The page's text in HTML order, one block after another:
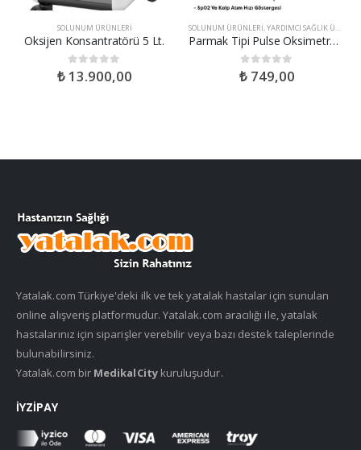
SOLUNUM ÜRÜNLERI
Oksijen Konsantratörü 5 Lt.
0 out of 5
₺13.900,00
SOLUNUM ÜRÜNLERI,YARDIMCI SAĞLIK ÜRÜNLERI
Parmak Tipi Pulse Oksimetre Bluetooth BM-1000C
0 out of 5
₺749,00
Yatalak.com Türkiye'deki ilk ve tek yatalak hastalar için sunulan
online alışveriş platformudur. Yatalak.com aracılığı ile, yatalak
hastalarınız için siparişler verebilir veya bazı destek taleplerinde
bulunabilirsiniz.
Yatalak.com bir MedikalCitykuruluşudur.
İYZIPAY